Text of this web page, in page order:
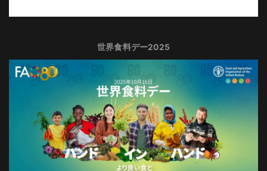
世界食料デー2025